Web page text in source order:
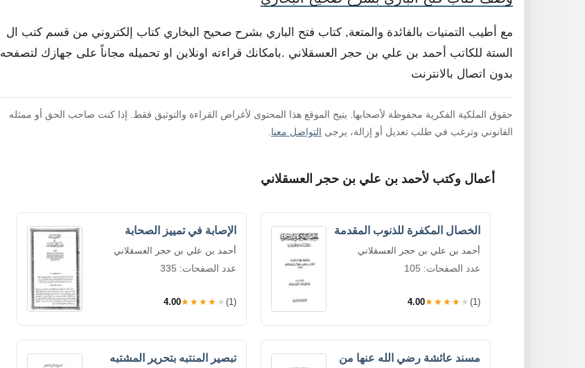
مع أطيب التمنيات بالفائدة والمتعة, كتاب فتح الباري بشرح صحيح البخاري كتاب إلكتروني من قسم كتب ال
الستة للكاتب أحمد بن علي بن حجر العسقلاني .بامكانك قراءته اونلاين او تحميله مجاناً على جهازك لتصفحه
بدون اتصال بالانترنت
حقوق الملكية الفكرية محفوظة لأصحابها. يتيح الموقع هذا المحتوى لأغراض القراءة والتوثيق فقط. إذا كنت صاحب الحق أو ممثله
القانوني وترغب في طلب تعديل أو إزالة، يرجى التواصل معنا
أعمال وكتب لأحمد بن علي بن حجر العسقلاني
الخصال المكفرة للذنوب المقدمة
أحمد بن علي بن حجر العسقلاني
عدد الصفحات: 105
4.00★★★★★ (1)
الإصابة في تمييز الصحابة
أحمد بن علي بن حجر العسقلاني
عدد الصفحات: 335
4.00★★★★★ (1)
مسند عائشة رضي الله عنها من
تبصير المنتبه بتحرير المشتبه